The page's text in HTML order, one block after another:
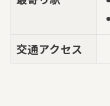
交通アクセス